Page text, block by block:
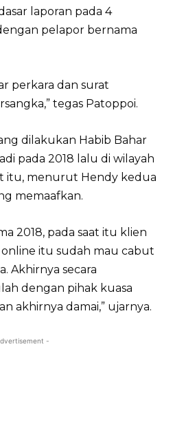
laporan pada 4
pelapor bernama
perkara dan surat
tegas Patoppoi.
dilakukan Habib Bahar
pada 2018 lalu di wilayah
itu, menurut Hendy kedua
memaafkan.
2018, pada saat itu klien
online itu sudah mau cabut
Akhirnya secara
dengan pihak kuasa
akhirnya damai,” ujarnya.
-